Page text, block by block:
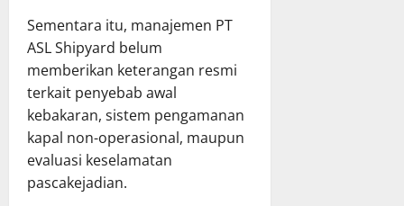
Sementara itu, manajemen PT
ASL Shipyard belum
memberikan keterangan resmi
terkait penyebab awal
kebakaran, sistem pengamanan
kapal non-operasional, maupun
evaluasi keselamatan
pascakejadian.